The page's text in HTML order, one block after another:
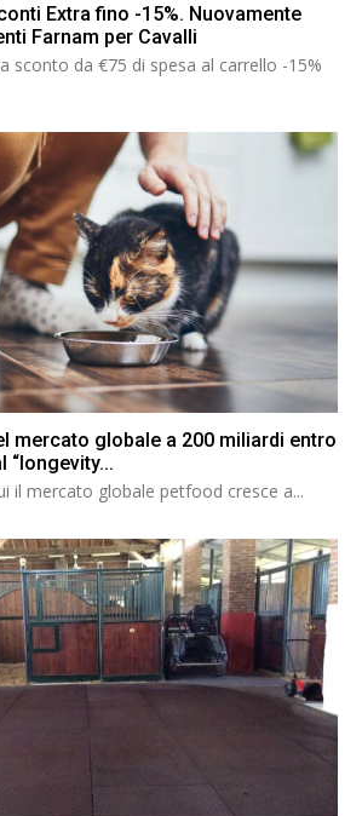
Extra fino -15%. Nuovamente
Farnam per Cavalli
sconto da €75 di spesa al carrello -15%
mercato globale a 200 miliardi entro
“longevity...
il mercato globale petfood cresce a...